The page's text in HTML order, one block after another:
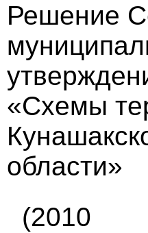
Решение
«Схемы
области»
(2010